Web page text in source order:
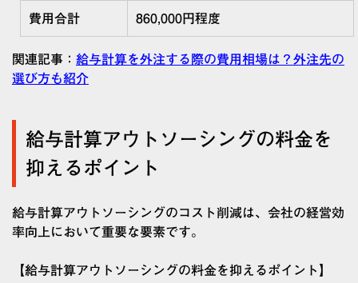
費用合計 860,000円程度
関連記事： 給与計算を外注する際の費用相場は？外注先の
選び方も紹介
給与計算アウトソーシングの料金を
抑えるポイント
給与計算アウトソーシングのコスト削減は、会社の経営効
率向上において重要な要素です。
【給与計算アウトソーシングの料金を抑えるポイント】